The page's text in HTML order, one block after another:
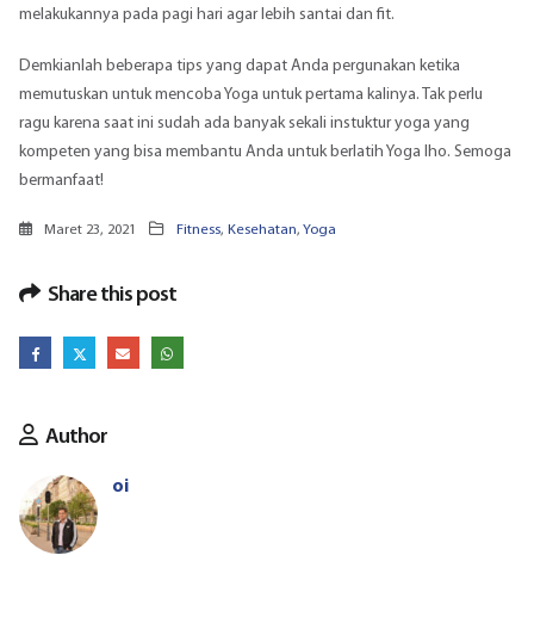
melakukannya pada pagi hari agar lebih santai dan fit.
Demkianlah beberapa tips yang dapat Anda pergunakan ketika
memutuskan untuk mencoba Yoga untuk pertama kalinya. Tak perlu
ragu karena saat ini sudah ada banyak sekali instuktur yoga yang
kompeten yang bisa membantu Anda untuk berlatih Yoga lho. Semoga
bermanfaat!
Maret 23, 2021 Fitness, Kesehatan, Yoga
Share this post
Author
oi